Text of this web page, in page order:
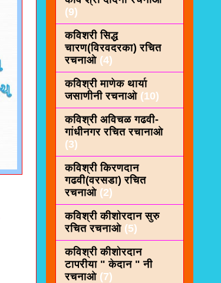
(9)
कविशरी सिद्ध
चारण(विरवदरका) रचित
रचनाओ (4)
कविश्री माणेक थार्या
जसाणीनी रचनाओ (10)
कविश्री अविचळ गढवी-
गांधीनगर रचित रचानाओ
(3)
कविश्री किरणदान
गढवी(वरसडा) रचित
रचनाओ (2)
कविश्री कीशाेरदान सुरु
रचित रचनाओ (5)
कविश्री कीशोरदान
टापरीया " केदान " नी
रचनाओ (7)